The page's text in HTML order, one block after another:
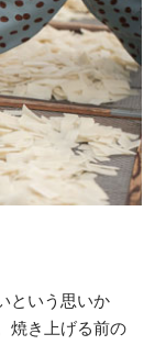
という思いか
焼き上げる前の